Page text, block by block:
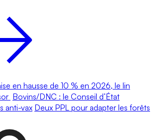
en hausse de 10 % en 2026, le lin
Bovins/DNC : le Conseil d’État
anti-vax Deux PPL pour adapter les forêts